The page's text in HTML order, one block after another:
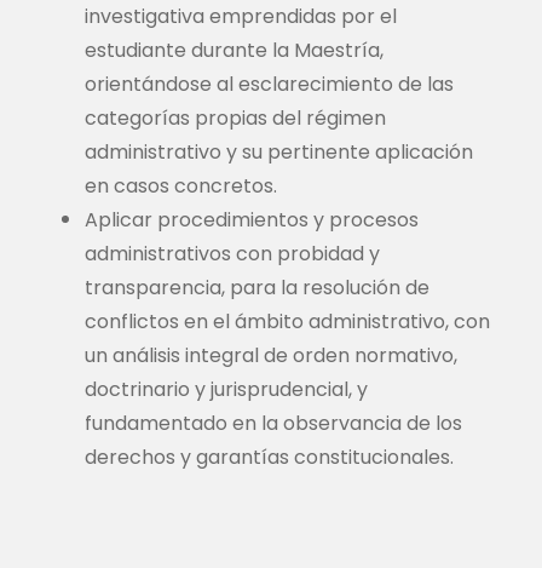
investigativa emprendidas por el
estudiante durante la Maestría,
orientándose al esclarecimiento de las
categorías propias del régimen
administrativo y su pertinente aplicación
en casos concretos.
Aplicar procedimientos y procesos
administrativos con probidad y
transparencia, para la resolución de
conflictos en el ámbito administrativo, con
un análisis integral de orden normativo,
doctrinario y jurisprudencial, y
fundamentado en la observancia de los
derechos y garantías constitucionales.